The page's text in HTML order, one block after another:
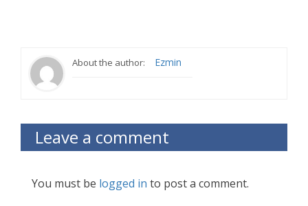
About the author: Ezmin
Leave a comment
You must be logged in to post a comment.